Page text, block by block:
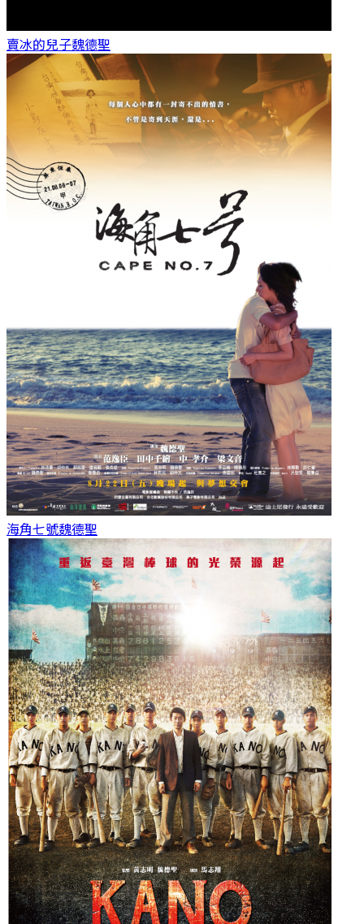
賣冰的兒子魏德聖
海角七號魏德聖